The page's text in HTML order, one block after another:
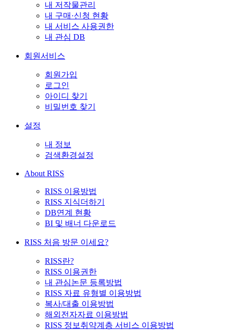
내 저작물관리
내 구매·신청 현황
내 서비스 사용권한
내 관심 DB
회원서비스
회원가입
로그인
아이디 찾기
비밀번호 찾기
설정
내 정보
검색환경설정
About RISS
RISS 이용방법
RISS 지식더하기
DB연계 현황
BI 및 배너 다운로드
RISS 처음 방문 이세요?
RISS란?
RISS 이용권한
내 관심논문 등록방법
RISS 자료 유형별 이용방법
복사/대출 이용방법
해외전자자료 이용방법
RISS 정보취약계층 서비스 이용방법